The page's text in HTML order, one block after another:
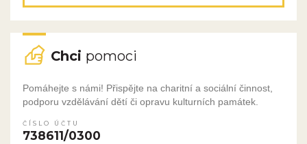
Chci pomoci
Pomáhejte s námi! Přispějte na charitní a sociální činnost,
podporu vzdělávání dětí či opravu kulturních památek.
ČÍSLO ÚČTU
738611/0300